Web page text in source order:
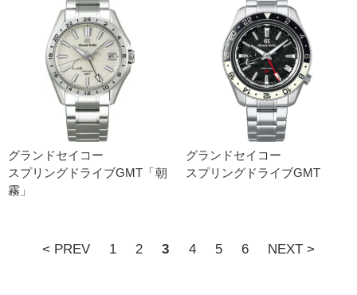
グランドセイコー
スプリングドライブGMT「朝
霧」
グランドセイコー
スプリングドライブGMT
< PREV 1 2 3 4 5 6 NEXT >